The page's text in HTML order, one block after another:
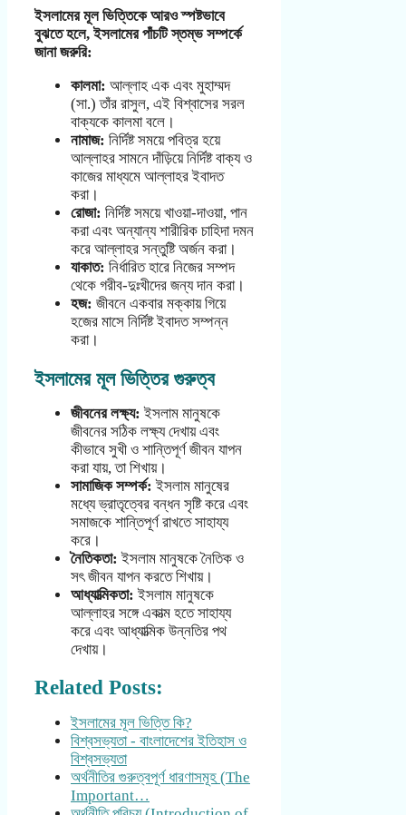
ইসলামের মূল ভিত্তিকে আরও স্পষ্টভাবে
বুঝতে হলে, ইসলামের পাঁচটি স্তম্ভ সম্পর্কে
জানা জরুরি:
কালমা: আল্লাহ এক এবং মুহাম্মদ
(সা.) তাঁর রাসুল, এই বিশ্বাসের সরল
বাক্যকে কালমা বলে।
নামাজ: নির্দিষ্ট সময়ে পবিত্র হয়ে
আল্লাহর সামনে দাঁড়িয়ে নির্দিষ্ট বাক্য ও
কাজের মাধ্যমে আল্লাহর ইবাদত
করা।
রোজা: নির্দিষ্ট সময়ে খাওয়া-দাওয়া, পান
করা এবং অন্যান্য শারীরিক চাহিদা দমন
করে আল্লাহর সন্তুষ্টি অর্জন করা।
যাকাত: নির্ধারিত হারে নিজের সম্পদ
থেকে গরীব-দুঃখীদের জন্য দান করা।
হজ: জীবনে একবার মক্কায় গিয়ে
হজের মাসে নির্দিষ্ট ইবাদত সম্পন্ন
করা।
ইসলামের মূল ভিত্তির গুরুত্ব
জীবনের লক্ষ্য:ইসলাম মানুষকে
জীবনের সঠিক লক্ষ্য দেখায় এবং
কীভাবে সুখী ও শান্তিপূর্ণ জীবন যাপন
করা যায়, তা শিখায়।
সামাজিক সম্পর্ক: ইসলাম মানুষের
মধ্যে ভ্রাতৃত্বের বন্ধন সৃষ্টি করে এবং
সমাজকে শান্তিপূর্ণ রাখতে সাহায্য
করে।
নৈতিকতা:ইসলাম মানুষকে নৈতিক ও
সৎ জীবন যাপন করতে শিখায়।
আধ্যাত্মিকতা:ইসলাম মানুষকে
আল্লাহর সঙ্গে একাত্ম হতে সাহায্য
করে এবং আধ্যাত্মিক উন্নতির পথ
দেখায়।
Related Posts:
ইসলামের মূল ভিত্তি কি?
বিশ্বসভ্যতা - বাংলাদেশের ইতিহাস ও
বিশ্বসভ্যতা
অর্থনীতির গুরুত্বপূর্ণ ধারণাসমূহ (The
Important…